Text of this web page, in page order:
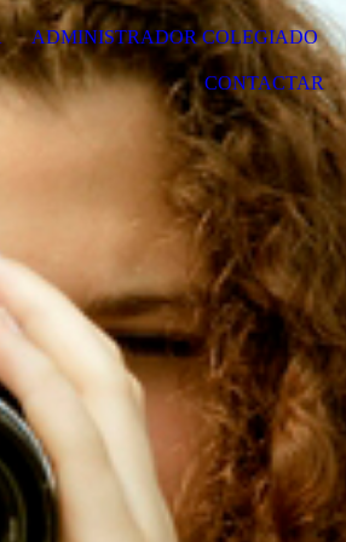
ADMINISTRADOR COLEGIADO
CONTACTAR